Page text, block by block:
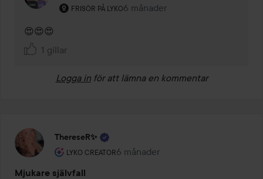
FRISÖR PÅ LYKO
Användarens roll: Frisör på Lyko.
6 månader
Kommentaren lades 6 månader
😍😍😍
1 gillar
Logga in för att lämna en kommentar
ThereseR✨
LYKO CREATOR
Användarens roll: Lyko Creator.
6 månader
Inlägget skapades 6 månader
Mjukare självfall